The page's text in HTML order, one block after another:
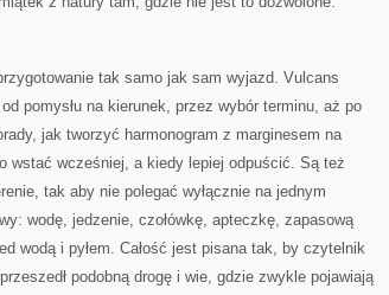
tak samo jak sam wyjazd. Vulcans
pomysłu na kierunek, przez wybór terminu, aż po
jak tworzyć harmonogram z marginesem na
wstać wcześniej, a kiedy lepiej odpuścić. Są też
tak aby nie polegać wyłącznie na jednym
wodę, jedzenie, czołówkę, apteczkę, zapasową
wodą i pyłem. Całość jest pisana tak, by czytelnik
podobną drogę i wie, gdzie zwykle pojawiają